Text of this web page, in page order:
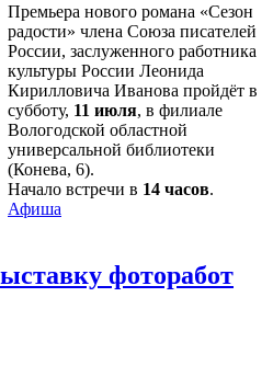
Премьера нового романа «Сезон
радости» члена Союза писателей
России, заслуженного работника
культуры России Леонида
Кирилловича Иванова пройдёт в
субботу, 11 июля, в филиале
Вологодской областной
универсальной библиотеки
(Конева, 6).
Начало встречи в 14 часов.
Афиша
фоторабот